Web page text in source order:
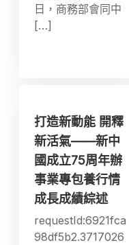
日，商務部會同中
[…]
打造新動能 開釋
新活氣——新中
國成立75周年辦
事業專包養行情
成長成績綜述
requestId:6921fca
98df5b2.3717026